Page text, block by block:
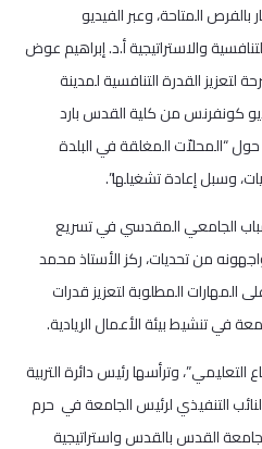
المتاحة، وعبر الفيديو
والاستراتيجية أ.د. إبراهيم عوض
لتعزيز القدرة التنافسية لمدينة
كونفرنس من كلية القدس بارد
حول “المحلاّت المغلقة في البلدة
وسبل إعادة تشغيلها”.
الجامعي المقدسي في تسريع
من تحديات، ركز الأستاذ محمد
المهارات المطلوبة لتعزيز قدرات
في تنشيط بيئة الأعمال الريادية.
وترأسها رئيس دائرة التربية
التنفيذي لرئيس الجامعة في حرم
القدس بالقدس واستراتيجية